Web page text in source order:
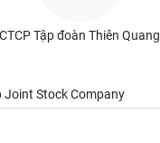
CTCP Tập đoàn Thiên Quang
Joint Stock Company